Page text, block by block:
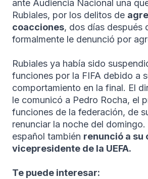
ante Audiencia Nacional una
Rubiales, por los delitos de
coacciones, dos días después
formalmente le denunció por
Rubiales ya había sido
funciones por la FIFA debido a
comportamiento en la final. El
le comunicó a Pedro Rocha, el
funciones de la federación, de
renunciar la noche del domingo.
español también renunció a su
vicepresidente de la UEFA.
Te puede interesar: